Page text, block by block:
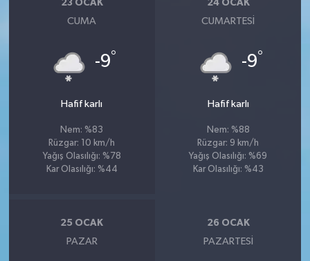
23 OCAK
CUMA
-9°
Hafif karlı
Nem: %83
Rüzgar: 10 km/h
Yağış Olasılığı: %78
Kar Olasılığı: %44
24 OCAK
CUMARTESI
-9°
Hafif karlı
Nem: %88
Rüzgar: 9 km/h
Yağış Olasılığı: %69
Kar Olasılığı: %43
25 OCAK
PAZAR
26 OCAK
PAZARTESI